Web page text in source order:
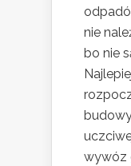
nie
bo nie
wywóz